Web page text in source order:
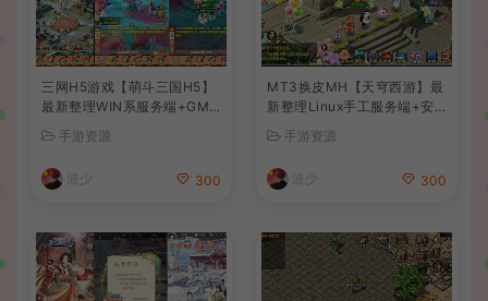
三网H5游戏【萌斗三国H5】
最新整理WIN系服务端+GM
手游资源
波少 300
MT3换皮MH【天穹西游】最
新整理Linux手工服务端+安
建教程+全套源码+视频教程
手游资源
波少 300